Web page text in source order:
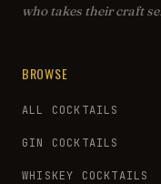
who takes their craft
BROWSE
ALL COCKTAILS
GIN COCKTAILS
WHISKEY COCKTAILS